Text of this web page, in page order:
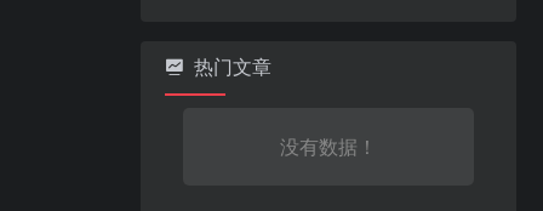
热门文章
没有数据！